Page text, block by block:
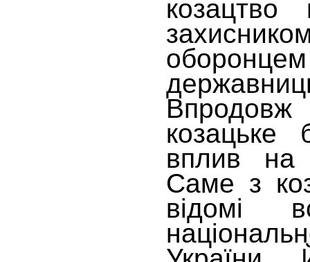
козацтво
козацьке
вплив на
Саме з
відомі